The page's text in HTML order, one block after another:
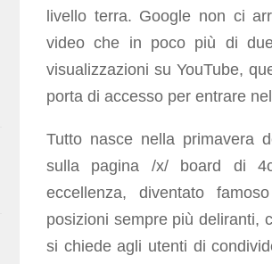
livello terra. Google non ci
video che in poco più di
visualizzazioni su YouTube,
porta di accesso per entrare
Tutto nasce nella primavera
sulla pagina /x/ board di
eccellenza, diventato
posizioni sempre più deliranti,
si chiede agli utenti di